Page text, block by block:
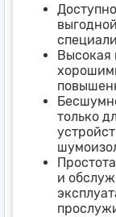
выгодной
Высокая
только
и